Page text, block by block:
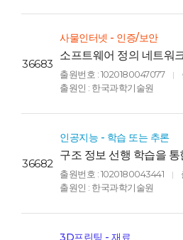
36683
사물인터넷 - 인증/보안
소프트웨어 정의 네트워
공격을 완화하기 위한 허
컴퓨터 프로그램
SYSTEM AND
NETWORK)
출원번호 : 1020180047077 |
출원인 : 한국과학기술원
36682
인공지능 - 학습 또는 추론
구조 정보 선행 학습을 통
시스템 및 이를 이용한 딥
향상 방법(A system
improving the
출원번호 : 1020180043441 |
출원인 : 한국과학기술원
3D프린팅 - 재료